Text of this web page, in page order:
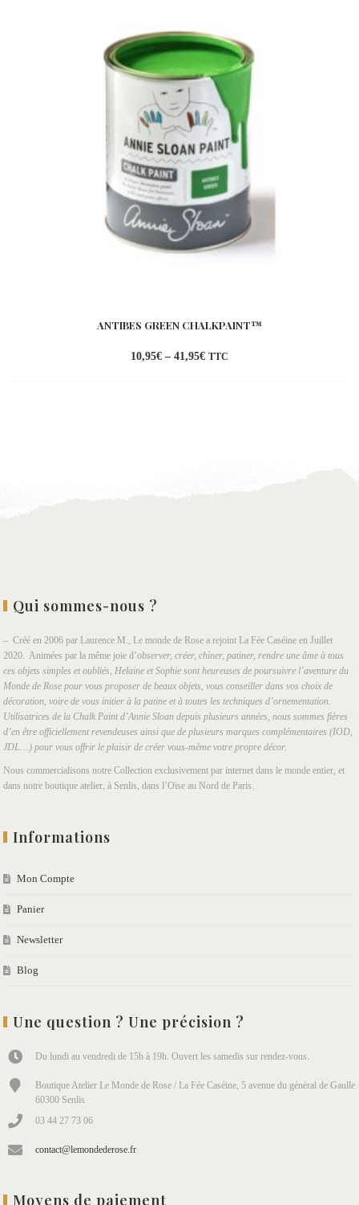
ANTIBES GREEN CHALKPAINT™
10,95€ – 41,95€ TTC
Qui sommes-nous ?
– Créé en 2006 par Laurence M., Le monde de Rose a rejoint La Fée Caséine en Juillet
2020. Animées par la même joie d’observer, créer, chiner, patiner, rendre une âme à tous
ces objets simples et oubliés, Helaine et Sophie sont heureuses de poursuivre l’aventure du
Monde de Rose pour vous proposer de beaux objets, vous conseiller dans vos choix de
décoration, voire de vous initier à la patine et à toutes les techniques d’ornementation.
Utilisatrices de la Chalk Paint d’Annie Sloan depuis plusieurs années, nous sommes fières
d’en être officiellement revendeuses ainsi que de plusieurs marques complémentaires (IOD,
JDL…) pour vous offrir le plaisir de créer vous-même votre propre décor.
Nous commercialisons notre Collection exclusivement par internet dans le monde entier, et
dans notre boutique atelier, à Senlis, dans l’Oise au Nord de Paris.
Informations
Mon Compte
Panier
Newsletter
Blog
Une question ? Une précision ?
Du lundi au vendredi de 15h à 19h. Ouvert les samedis sur rendez-vous.
Boutique Atelier Le Monde de Rose / La Fée Caséine, 5 avenue du général de Gaulle
60300 Senlis
03 44 27 73 06
contact@lemondederose.fr
Moyens de paiement